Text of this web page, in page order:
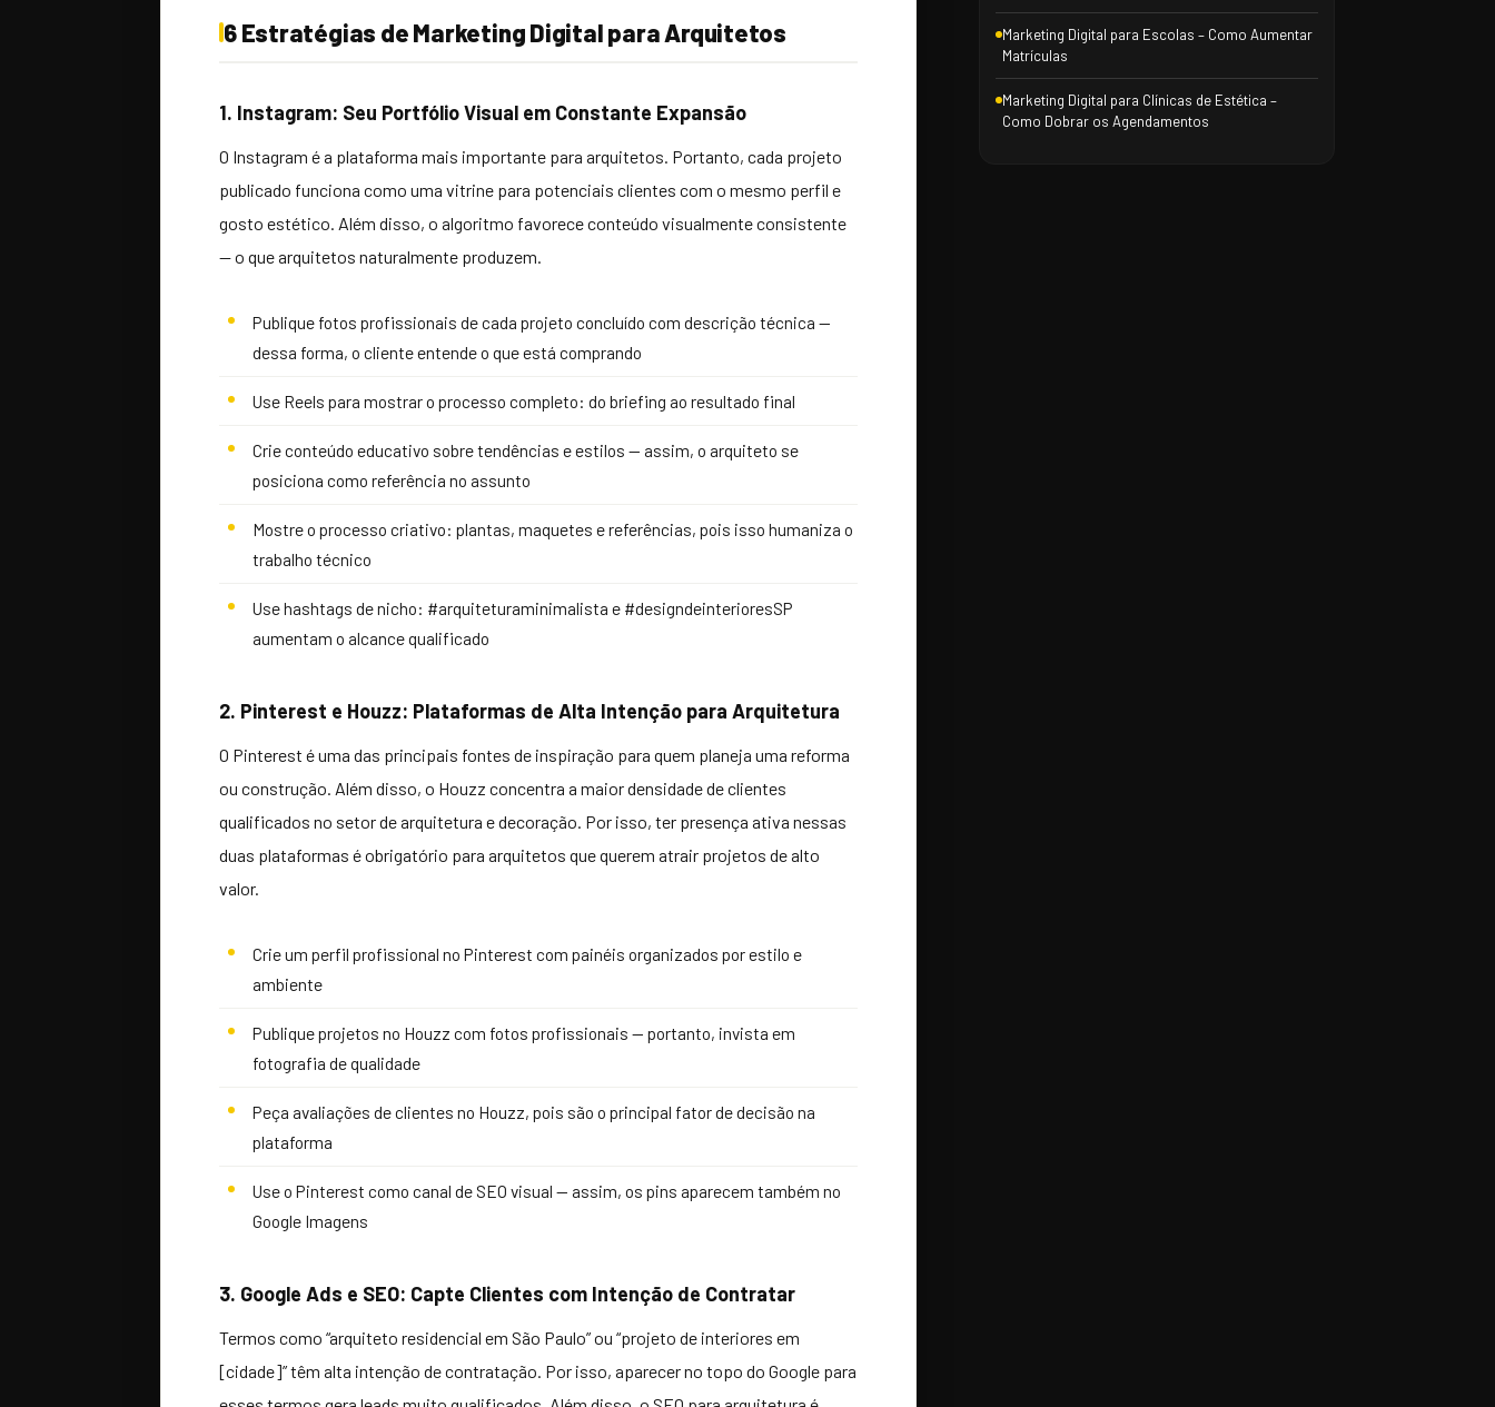
6 Estratégias de Marketing Digital para Arquitetos
1. Instagram: Seu Portfólio Visual em Constante Expansão
O Instagram é a plataforma mais importante para arquitetos. Portanto, cada projeto
publicado funciona como uma vitrine para potenciais clientes com o mesmo perfil e
gosto estético. Além disso, o algoritmo favorece conteúdo visualmente consistente
— o que arquitetos naturalmente produzem.
Publique fotos profissionais de cada projeto concluído com descrição técnica —
dessa forma, o cliente entende o que está comprando
Use Reels para mostrar o processo completo: do briefing ao resultado final
Crie conteúdo educativo sobre tendências e estilos — assim, o arquiteto se
posiciona como referência no assunto
Mostre o processo criativo: plantas, maquetes e referências, pois isso humaniza o
trabalho técnico
Use hashtags de nicho: #arquiteturaminimalista e #designdeinterioresSP
aumentam o alcance qualificado
2. Pinterest e Houzz: Plataformas de Alta Intenção para Arquitetura
O Pinterest é uma das principais fontes de inspiração para quem planeja uma reforma
ou construção. Além disso, o Houzz concentra a maior densidade de clientes
qualificados no setor de arquitetura e decoração. Por isso, ter presença ativa nessas
duas plataformas é obrigatório para arquitetos que querem atrair projetos de alto
valor.
Crie um perfil profissional no Pinterest com painéis organizados por estilo e
ambiente
Publique projetos no Houzz com fotos profissionais — portanto, invista em
fotografia de qualidade
Peça avaliações de clientes no Houzz, pois são o principal fator de decisão na
plataforma
Use o Pinterest como canal de SEO visual — assim, os pins aparecem também no
Google Imagens
3. Google Ads e SEO: Capte Clientes com Intenção de Contratar
Termos como “arquiteto residencial em São Paulo” ou “projeto de interiores em
[cidade]” têm alta intenção de contratação. Por isso, aparecer no topo do Google para
Marketing Digital para Escolas – Como Aumentar
Matrículas
Marketing Digital para Clínicas de Estética –
Como Dobrar os Agendamentos